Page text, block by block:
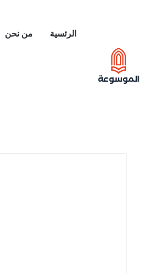
الرئسية من نحن